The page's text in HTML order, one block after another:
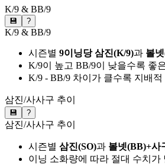
K/9 & BB/9
💾 ?
K/9 & BB/9
시즌별 9이닝당 삼진(K/9)과 볼
K/9이 높고 BB/9이 낮을수록 좋
K/9 - BB/9 차이가 클수록 지배적
삼진/사사구 추이
💾 ?
삼진/사사구 추이
시즌별 삼진(SO)과 볼넷(BB)+사
이닝 소화량에 따라 절대 수치가